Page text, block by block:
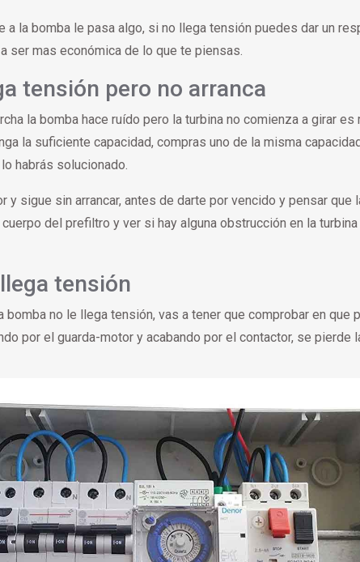
a la bomba le pasa algo, si no llega tensión puedes dar un
ser mas económica de lo que te piensas.
tensión pero no arranca
la bomba hace ruído pero la turbina no comienza a girar
la suficiente capacidad, compras uno de la misma
habrás solucionado.
y sigue sin arrancar, antes de darte por vencido y pensar que
del prefiltro y ver si hay alguna obstrucción en la
tensión
bomba no le llega tensión, vas a tener que comprobar en que
por el guarda-motor y acabando por el contactor, se pierde